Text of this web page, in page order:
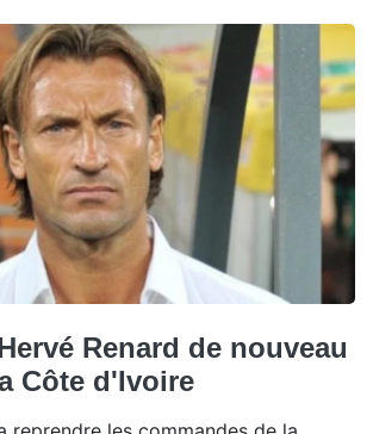
Renard de nouveau
Côte d'Ivoire